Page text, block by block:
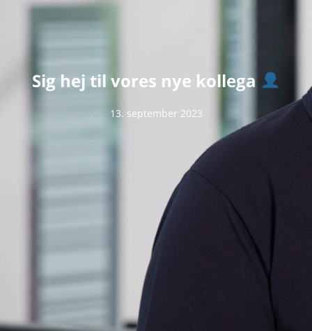
Sig hej til vores nye kollega
13. september 2023